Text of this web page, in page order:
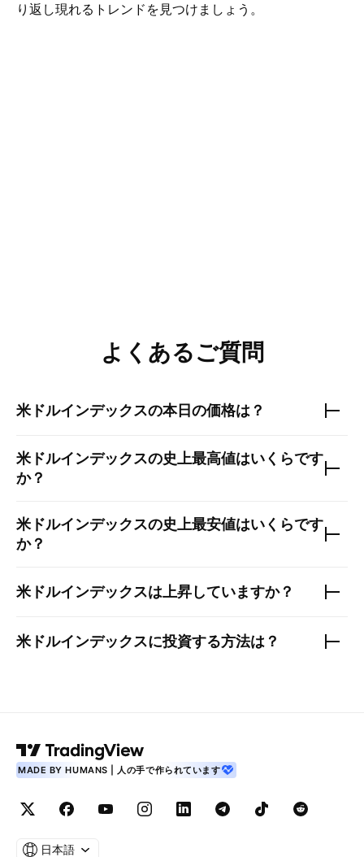
り返し現れるトレンドを見つけましょう。
よくあるご質問
米ドルインデックスの本日の価格は？
米ドルインデックスの史上最高値はいくらです
か？
米ドルインデックスの史上最安値はいくらです
か？
米ドルインデックスは上昇していますか？
米ドルインデックスに投資する方法は？
MADE BY HUMANS | 人の手で作られています
日本語